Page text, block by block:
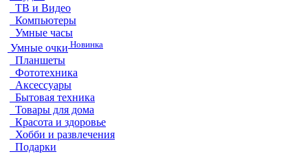
ТВ и Видео
Компьютеры
Умные часы
Умные очки Новинка
Планшеты
Фототехника
Аксессуары
Бытовая техника
Товары для дома
Красота и здоровье
Хобби и развлечения
Подарки